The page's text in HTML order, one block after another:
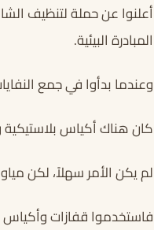
أعلنوا عن حملة لتنظيف
المبادرة البيئية.
وعندما بدأوا في جمع
كان هناك أكياس
لم يكن الأمر سهلاً، لكن
فاستخدموا قفازات وأكياس